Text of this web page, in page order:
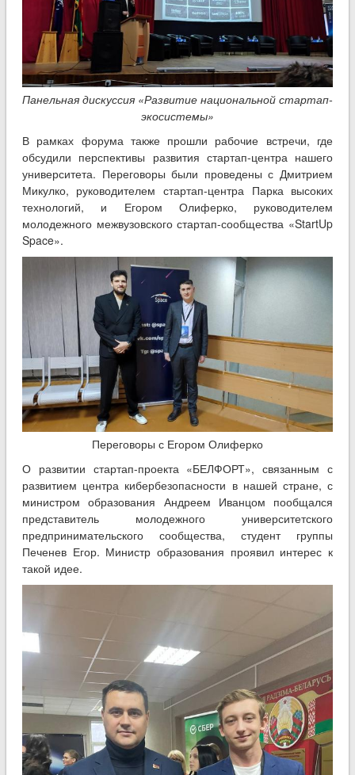
Панельная дискуссия «Развитие национальной стартап-
экосистемы»
В рамках форума также прошли рабочие встречи, где
обсудили перспективы развития стартап-центра нашего
университета. Переговоры были проведены с Дмитрием
Микулко, руководителем стартап-центра Парка высоких
технологий, и Егором Олиферко, руководителем
молодежного межвузовского стартап-сообщества «StartUp
Space».
Переговоры с Егором Олиферко
О развитии стартап-проекта «БЕЛФОРТ», связанным с
развитием центра кибербезопасности в нашей стране, с
министром образования Андреем Иванцом пообщался
представитель молодежного университетского
предпринимательского сообщества, студент группы
Печенев Егор. Министр образования проявил интерес к
такой идее.